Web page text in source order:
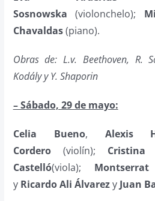
Sosnowska (violonchelo);
Chavaldas(piano).
Obras de: L.v. Beethoven, R.
Kodály y Y. Shaporin
– Sábado, 29 de mayo:
Celia Bueno, Alexis
Cordero(violín); Cristina
Castelló(viola); Montserrat
y Ricardo Ali Álvarezy Juan